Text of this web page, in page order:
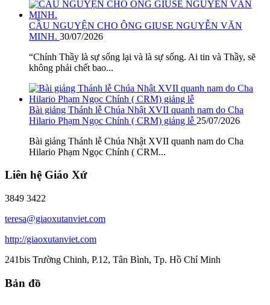
CẦU NGUYỆN CHO ÔNG GIUSE NGUYỄN VĂN
MINH. 30/07/2026
“Chính Thầy là sự sống lại và là sự sống. Ai tin và Thầy, sẽ
không phải chết bao...
Bài giảng Thánh lễ Chúa Nhật XVII quanh nam do Cha
Hilario Phạm Ngọc Chính ( CRM) giảng lễ 25/07/2026
Bài giảng Thánh lễ Chúa Nhật XVII quanh nam do Cha
Hilario Phạm Ngọc Chính ( CRM...
Liên hệ Giáo Xứ
3849 3422
teresa@giaoxutanviet.com
http://giaoxutanviet.com
241bis Trường Chinh, P.12, Tân Bình, Tp. Hồ Chí Minh
Bản đồ